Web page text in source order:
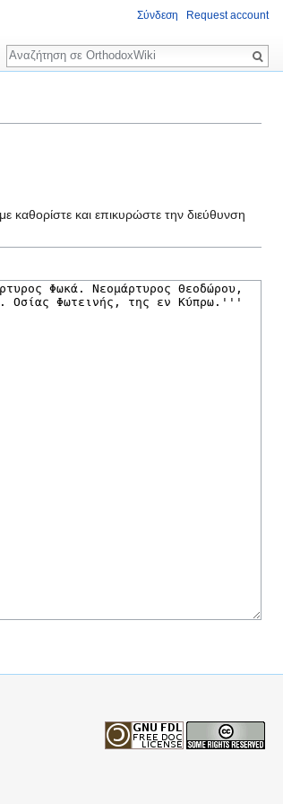
καθορίστε και επικυρώστε την διεύθυνση
Σύνδεση Request account
Αναζήτηση